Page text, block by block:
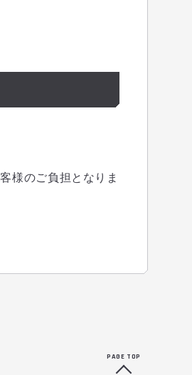
様のご負担となりま
PAGE TOP